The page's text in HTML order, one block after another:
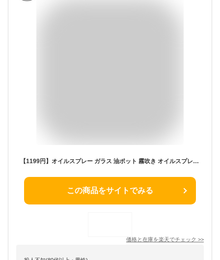
【1199円】オイルスプレー ガラス 油ポット 霧吹き オイルスプレーボトル スプレーボトル キッチン用品 極細のミスト 250ml オイルボトル 料理用 油さし 透明 防塵 漏れ防止 キャンプ 詰め替え容器 オリーブオイル タイプ you0102
この商品をサイトでみる
価格と在庫を楽天でチェック >>